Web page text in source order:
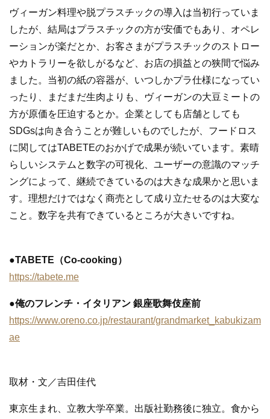
ヴィーガン料理や脱プラスチックの導入は当初行っていま
したが、結局はプラスチックの方が安価でもあり、オペレ
ーションが楽だとか、お客さまがプラスチックのストロー
やカトラリーを欲しがるなど、お店の損益との狭間で悩み
ました。当初の紙の容器が、いつしかプラ仕様になってい
ったり、まだまだ生肉よりも、ヴィーガンの大豆ミートの
方が原価を圧迫するとか。企業としても店舗としても
SDGsは向き合うことが難しいものでしたが、フードロス
に関してはTABETEのおかげで成果が続いています。素晴
らしいシステムと数字の可視化、ユーザーの意識のマッチ
ングによって、継続できているのは大きな成果かと思いま
す。理想だけではなく商売として成り立たせるのは大変な
こと。数字を共有できているところが大きいですね。
●TABETE（Co-cooking）
https://tabete.me
●俺のフレンチ・イタリアン 銀座歌舞伎座前
https://www.oreno.co.jp/restaurant/grandmarket_kabukizam
ae
取材・文／吉田佳代
東京生まれ、立教大学卒業。出版社勤務後に独立。食から